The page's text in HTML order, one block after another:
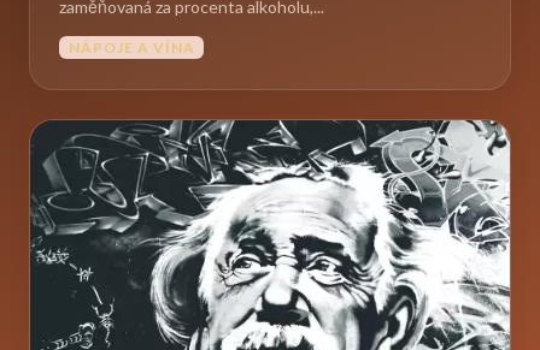
zaměňovaná za procenta alkoholu,...
NÁPOJE A VÍNA